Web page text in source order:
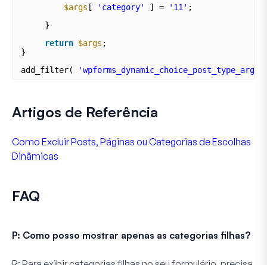
$args [ 'category' ] = '11' ;
}
return $args ;
}
add_filter(
'wpforms_dynamic_choice_post_type_args'
Artigos de Referência
Como Excluir Posts, Páginas ou Categorias de Escolhas
Dinâmicas
FAQ
P: Como posso mostrar apenas as categorias filhas?